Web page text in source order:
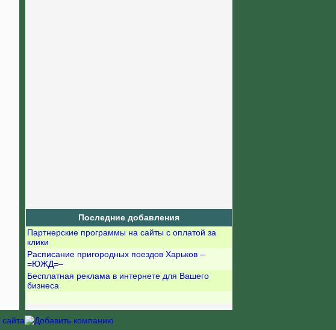
Последние добавления
Партнерские программы на сайты с оплатой за
клики
Расписание пригородных поездов Харьков –
=ЮЖД=–
Бесплатная реклама в интернете для Вашего
бизнеса